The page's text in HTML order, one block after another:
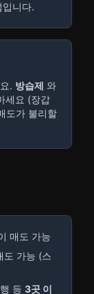
입니다.
. 방습제 와
세요 (장갑
도가 불리할
매도 가능
도 가능 (스
등 3곳 이